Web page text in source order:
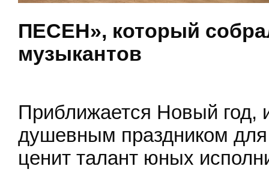
ПЕСЕН», который
музыкантов
Приближается Новый год,
душевным праздником для
ценит талант юных